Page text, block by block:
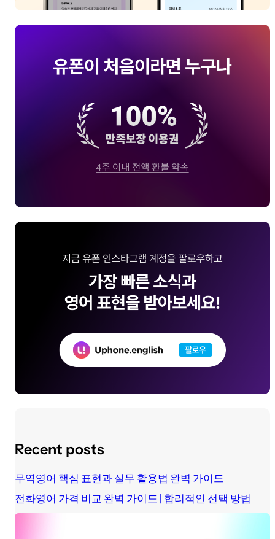
Recent posts
무역영어 핵심 표현과 실무 활용법 완벽 가이드
전화영어 가격 비교 완벽 가이드 | 합리적인 선택 방법